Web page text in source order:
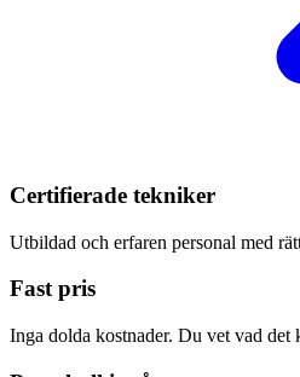
Certifierade tekniker
Utbildad och erfaren personal med
Fast pris
Inga dolda kostnader. Du vet vad det